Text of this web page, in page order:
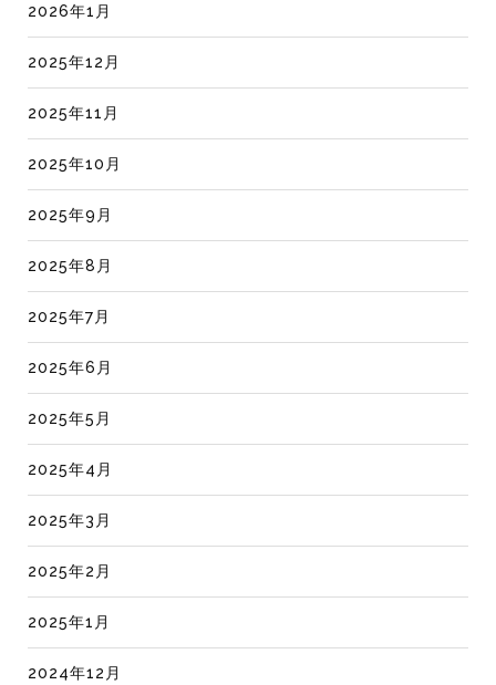
2026年1月
2025年12月
2025年11月
2025年10月
2025年9月
2025年8月
2025年7月
2025年6月
2025年5月
2025年4月
2025年3月
2025年2月
2025年1月
2024年12月